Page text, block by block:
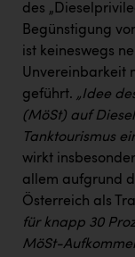
Österreichischer
Orlen
Passage Linz
PEZ
PÜSPÖK
REMAX
Resch&Frisch
des
Begünstigung
ist keineswegs
Unvereinbarkeit
geführt. „Idee
(MöSt) auf
Tanktourismus
wirkt
allem aufgrund
Österreich als
für knapp 30
MöSt-